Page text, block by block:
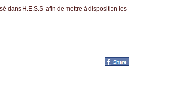
dans H.E.S.S. afin de mettre à disposition les